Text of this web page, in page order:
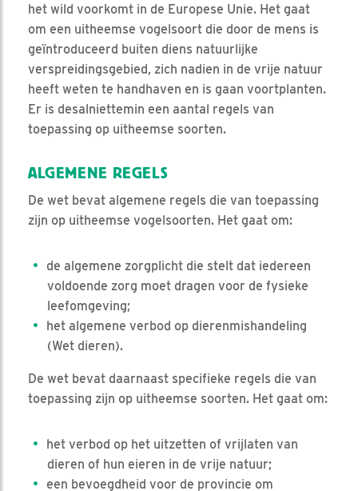
het wild voorkomt in de Europese Unie. Het gaat
om een uitheemse vogelsoort die door de mens is
geïntroduceerd buiten diens natuurlijke
verspreidingsgebied, zich nadien in de vrije natuur
heeft weten te handhaven en is gaan voortplanten.
Er is desalniettemin een aantal regels van
toepassing op uitheemse soorten.
ALGEMENE REGELS
De wet bevat algemene regels die van toepassing
zijn op uitheemse vogelsoorten. Het gaat om:
de algemene zorgplicht die stelt dat iedereen
voldoende zorg moet dragen voor de fysieke
leefomgeving;
het algemene verbod op dierenmishandeling
(Wet dieren).
De wet bevat daarnaast specifieke regels die van
toepassing zijn op uitheemse soorten. Het gaat om:
het verbod op het uitzetten of vrijlaten van
dieren of hun eieren in de vrije natuur;
een bevoegdheid voor de provincie om